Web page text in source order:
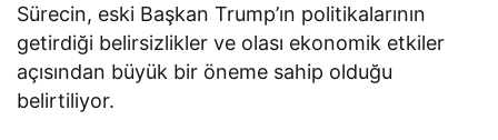
Sürecin, eski Başkan Trump’ın politikalarının
getirdiği belirsizlikler ve olası ekonomik etkiler
açısından büyük bir öneme sahip olduğu
belirtiliyor.